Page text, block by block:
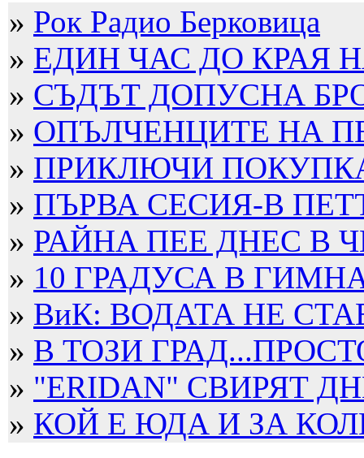
» Рок Радио Берковица
» ЕДИН ЧАС ДО КРАЯ
» СЪДЪТ ДОПУСНА
» ОПЪЛЧЕНЦИТЕ НА
» ПРИКЛЮЧИ
» ПЪРВА СЕСИЯ-В
» РАЙНА ПЕЕ ДНЕС В
» 10 ГРАДУСА В
» ВиК: ВОДАТА НЕ
» В ТОЗИ
» "ERIDAN" СВИРЯТ
» КОЙ Е ЮДА И ЗА